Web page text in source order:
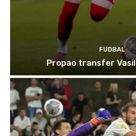
FUDBAL
Propao transfer